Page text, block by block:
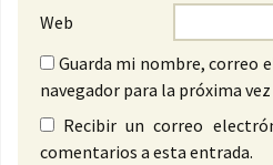
Web
Guarda mi nombre, correo
navegador para la próxima
Recibir un correo
comentarios a esta entrada.